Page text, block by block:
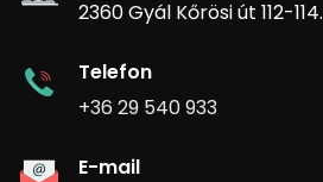
2360 Gyál Kőrösi út 112-114.
Telefon
+36 29 540 933
E-mail